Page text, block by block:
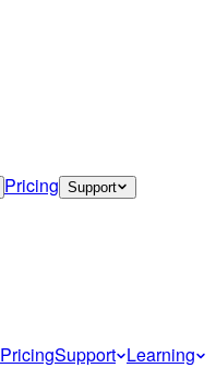
Pricing Support
PricingSupport Learning